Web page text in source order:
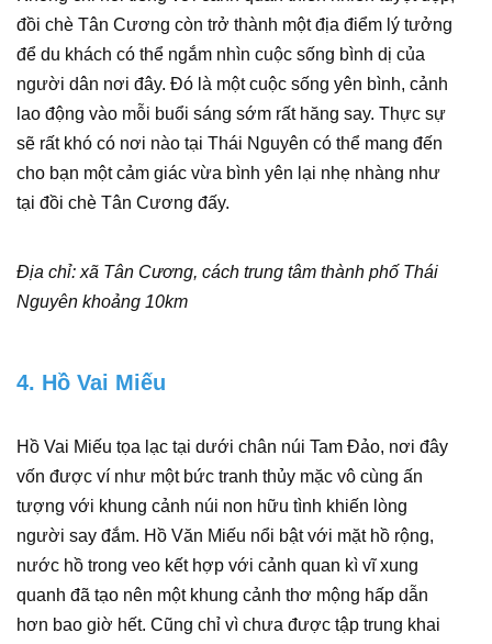
đồi chè Tân Cương còn trở thành một địa điểm lý tưởng
để du khách có thể ngắm nhìn cuộc sống bình dị của
người dân nơi đây. Đó là một cuộc sống yên bình, cảnh
lao động vào mỗi buổi sáng sớm rất hăng say. Thực sự
sẽ rất khó có nơi nào tại Thái Nguyên có thể mang đến
cho bạn một cảm giác vừa bình yên lại nhẹ nhàng như
tại đồi chè Tân Cương đấy.
Địa chỉ: xã Tân Cương, cách trung tâm thành phố Thái
Nguyên khoảng 10km
4. Hồ Vai Miếu
Hồ Vai Miếu tọa lạc tại dưới chân núi Tam Đảo, nơi đây
vốn được ví như một bức tranh thủy mặc vô cùng ấn
tượng với khung cảnh núi non hữu tình khiến lòng
người say đắm. Hồ Văn Miếu nổi bật với mặt hồ rộng,
nước hồ trong veo kết hợp với cảnh quan kì vĩ xung
quanh đã tạo nên một khung cảnh thơ mộng hấp dẫn
hơn bao giờ hết. Cũng chỉ vì chưa được tập trung khai